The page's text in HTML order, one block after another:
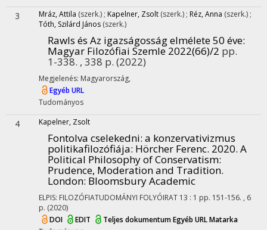
3 Mráz, Attila (szerk.) ; Kapelner, Zsolt (szerk.) ; Réz, Anna (szerk.) ;
Tóth, Szilárd János (szerk.)
Rawls és Az igazságosság elmélete 50 éve:
Magyar Filozófiai Szemle 2022(66)/2 pp.
1-338. , 338 p. (2022)
Megjelenés: Magyarország,
Egyéb URL
Tudományos
4 Kapelner, Zsolt
Fontolva cselekedni: a konzervativizmus
politikafilozófiája: Hörcher Ferenc. 2020. A
Political Philosophy of Conservatism:
Prudence, Moderation and Tradition.
London: Bloomsbury Academic
ELPIS: FILOZÓFIATUDOMÁNYI FOLYÓIRAT 13 : 1 pp. 151-156. , 6
p. (2020)
DOI
EDIT Teljes dokumentumEgyéb URLMatarka